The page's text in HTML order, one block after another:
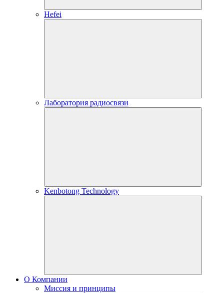
Hefei
Лаборатория радиосвязи
Kenbotong Technology
О Компании
Миссия и принципы